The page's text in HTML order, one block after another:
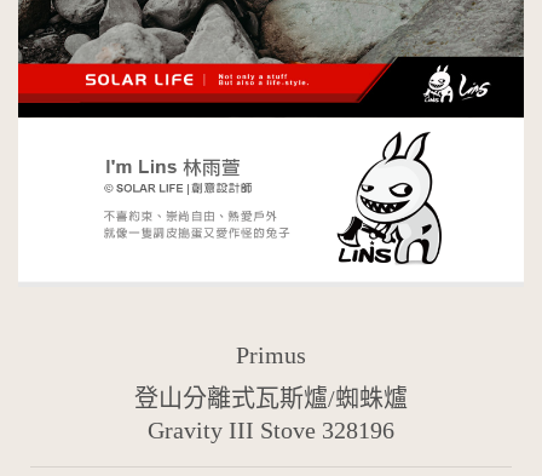
Primus
登山分離式瓦斯爐/蜘蛛爐
Gravity III Stove 328196